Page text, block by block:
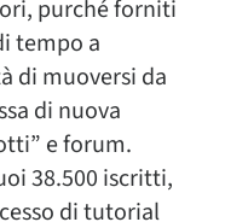
purché forniti
tempo a
di muoversi da
di nuova
e forum.
38.500 iscritti,
di tutorial